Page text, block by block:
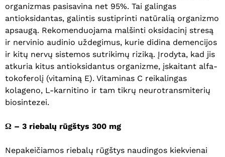
organizmas pasisavina net 95%. Tai galingas
antioksidantas, galintis sustiprinti natūralią organizmo
apsaugą. Rekomenduojama malšinti oksidacinį stresą
ir nervinio audinio uždegimus, kurie didina demencijos
ir kitų nervų sistemos sutrikimų riziką. Įrodyta, kad jis
atkuria kitus antioksidantus organizme, įskaitant alfa-
tokoferolį (vitaminą E). Vitaminas C reikalingas
kolageno, L-karnitino ir tam tikrų neurotransmiterių
biosintezei.
Ω – 3 riebalų rūgštys 300 mg
Nepakeičiamos riebalų rūgštys naudingos kiekvienai